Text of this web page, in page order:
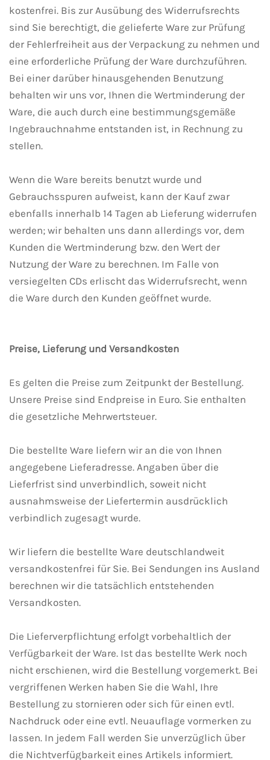
kostenfrei. Bis zur Ausübung des Widerrufsrechts
sind Sie berechtigt, die gelieferte Ware zur Prüfung
der Fehlerfreiheit aus der Verpackung zu nehmen und
eine erforderliche Prüfung der Ware durchzuführen.
Bei einer darüber hinausgehenden Benutzung
behalten wir uns vor, Ihnen die Wertminderung der
Ware, die auch durch eine bestimmungsgemäße
Ingebrauchnahme entstanden ist, in Rechnung zu
stellen.
Wenn die Ware bereits benutzt wurde und
Gebrauchsspuren aufweist, kann der Kauf zwar
ebenfalls innerhalb 14 Tagen ab Lieferung widerrufen
werden; wir behalten uns dann allerdings vor, dem
Kunden die Wertminderung bzw. den Wert der
Nutzung der Ware zu berechnen. Im Falle von
versiegelten CDs erlischt das Widerrufsrecht, wenn
die Ware durch den Kunden geöffnet wurde.
Preise, Lieferung und Versandkosten
Es gelten die Preise zum Zeitpunkt der Bestellung.
Unsere Preise sind Endpreise in Euro. Sie enthalten
die gesetzliche Mehrwertsteuer.
Die bestellte Ware liefern wir an die von Ihnen
angegebene Lieferadresse. Angaben über die
Lieferfrist sind unverbindlich, soweit nicht
ausnahmsweise der Liefertermin ausdrücklich
verbindlich zugesagt wurde.
Wir liefern die bestellte Ware deutschlandweit
versandkostenfrei für Sie. Bei Sendungen ins Ausland
berechnen wir die tatsächlich entstehenden
Versandkosten.
Die Lieferverpflichtung erfolgt vorbehaltlich der
Verfügbarkeit der Ware. Ist das bestellte Werk noch
nicht erschienen, wird die Bestellung vorgemerkt. Bei
vergriffenen Werken haben Sie die Wahl, Ihre
Bestellung zu stornieren oder sich für einen evtl.
Nachdruck oder eine evtl. Neuauflage vormerken zu
lassen. In jedem Fall werden Sie unverzüglich über
die Nichtverfügbarkeit eines Artikels informiert.